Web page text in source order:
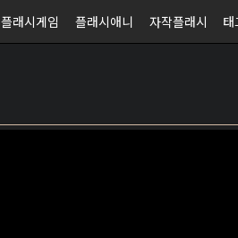
플래시게임 플래시애니 자작플래시 태